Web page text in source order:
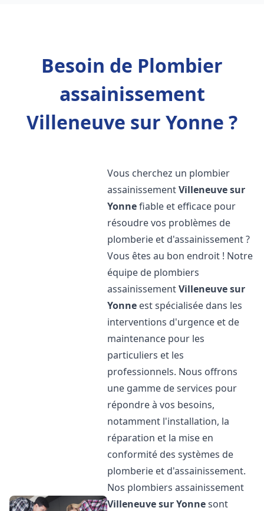
Besoin de Plombier
assainissement
Villeneuve sur Yonne ?
Vous cherchez un plombier
assainissementVilleneuve sur
Yonnefiable et efficace pour
résoudre vos problèmes de
plomberie et d'assainissement ?
Vous êtes au bon endroit ! Notre
équipe de plombiers
assainissementVilleneuve sur
Yonne est spécialisée dans les
interventions d'urgence et de
maintenance pour les
particuliers et les
professionnels. Nous offrons
une gamme de services pour
répondre à vos besoins,
notamment l'installation, la
réparation et la mise en
conformité des systèmes de
plomberie et d'assainissement.
Nos plombiers assainissement
Villeneuve sur Yonnesont